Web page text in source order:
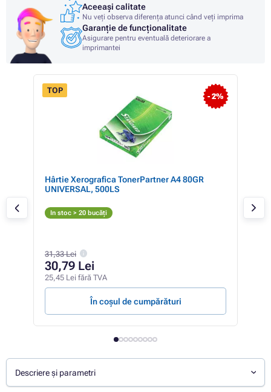
Aceeași calitate
Nu veți observa diferența atunci când veți imprima
Garanție de funcționalitate
Asigurare pentru eventuală deteriorare a
imprimantei
- 2%
TOP
Hârtie Xerografica TonerPartner A4 80GR
UNIVERSAL, 500LS
In stoc > 20 bucăți
31,33 Lei
30,79 Lei
25,45 Lei fără TVA
În coșul de cumpărături
Descriere și parametri